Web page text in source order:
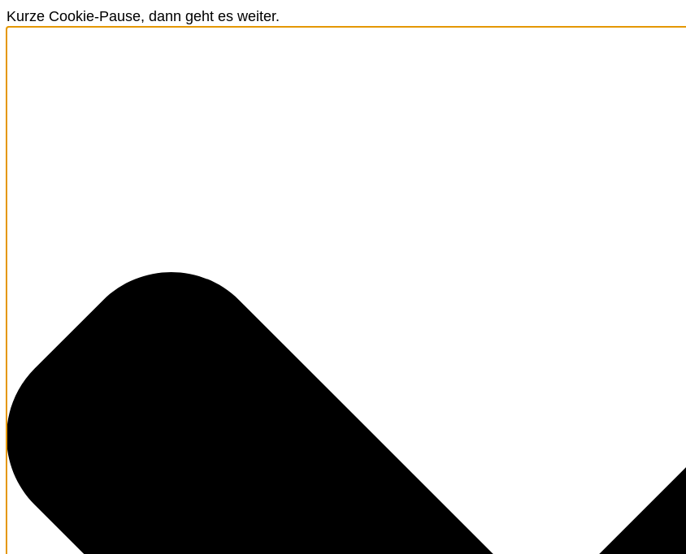
Kurze Cookie-Pause, dann geht es weiter.